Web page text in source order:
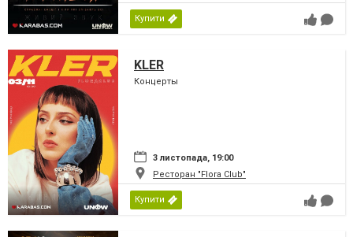
Купити
KLER
Концерты
3 листопада, 19:00
Ресторан "Flora Club"
Купити